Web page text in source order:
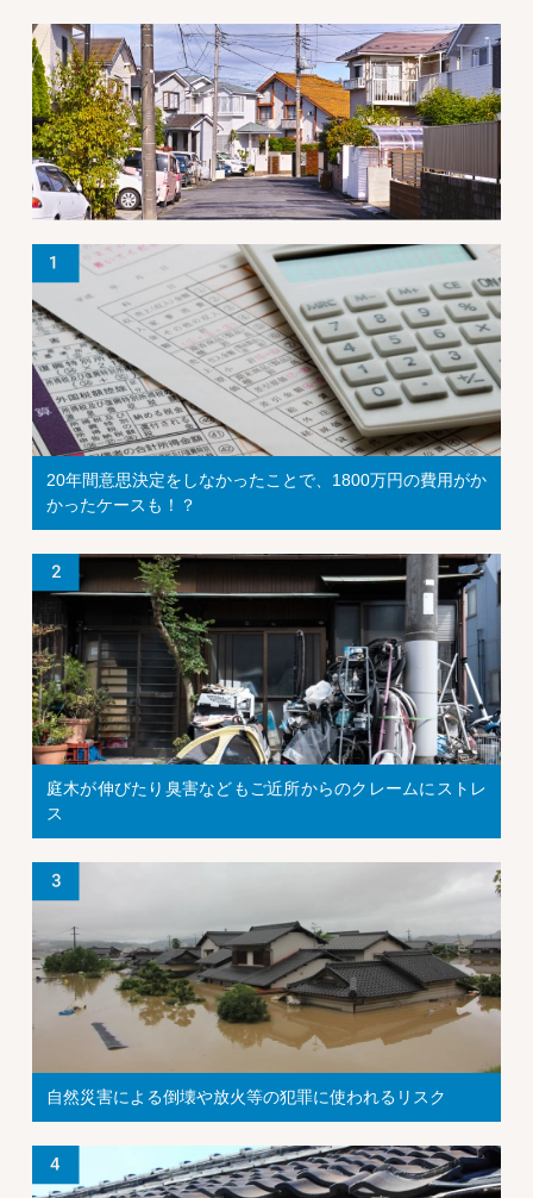
20年間意思決定をしなかったことで、1800万円の費用がか
かったケースも！？
庭木が伸びたり臭害などもご近所からのクレームにストレ
ス
自然災害による倒壊や放火等の犯罪に使われるリスク